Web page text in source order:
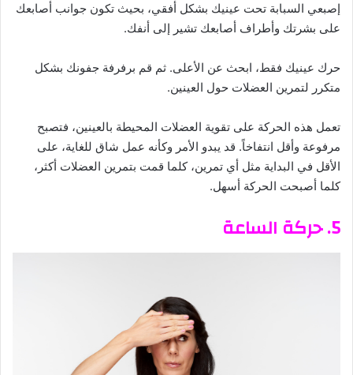
إصبعي السبابة تحت عينيك بشكل أفقي، بحيث تكون جوانب أصابعك
على بشرتك وأطراف أصابعك تشير إلى أنفك.
حرك عينيك فقط، ابحث عن الأعلى. ثم قم برفرفة جفونك بشكل
متكرر لتمرين العضلات حول العينين.
تعمل هذه الحركة على تقوية العضلات المحيطة بالعينين، فتصبح
مرفوعة وأقل انتفاخاً. قد يبدو الأمر وكأنه عمل شاق للغاية، على
الأقل في البداية مثل أي تمرين، كلما قمت بتمرين العضلات أكثر،
كلما أصبحت الحركة أسهل.
5. حركة الساعة